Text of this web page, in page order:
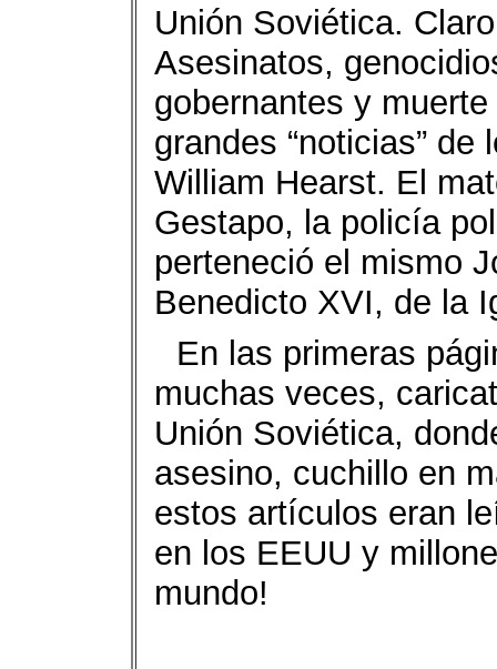
Unión Soviética.
Asesinatos,
gobernantes y
grandes “noticias”
William Hearst. El
Gestapo, la policía
perteneció el mismo
Benedicto XVI, de la
En las primeras
muchas veces,
Unión Soviética,
asesino, cuchillo en
estos artículos eran
en los EEUU y
mundo!